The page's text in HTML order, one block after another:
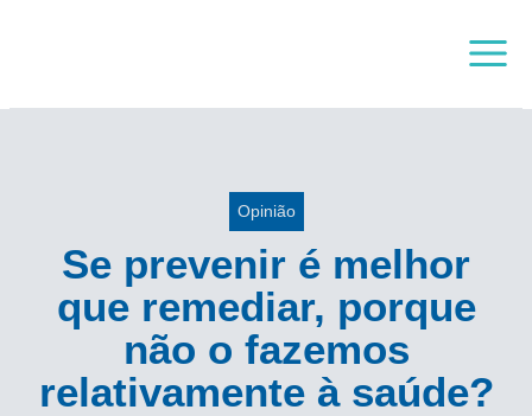
Menu
Opinião
Se prevenir é melhor
que remediar, porque
não o fazemos
relativamente à saúde?